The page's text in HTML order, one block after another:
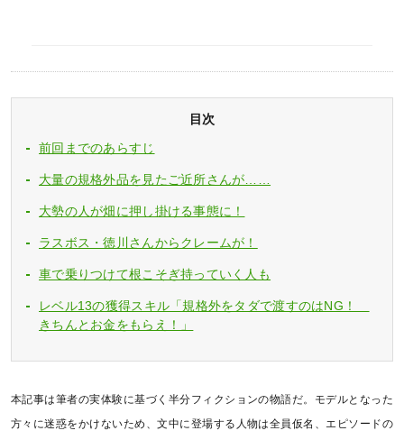
目次
前回までのあらすじ
大量の規格外品を見たご近所さんが……
大勢の人が畑に押し掛ける事態に！
ラスボス・徳川さんからクレームが！
車で乗りつけて根こそぎ持っていく人も
レベル13の獲得スキル「規格外をタダで渡すのはNG！
きちんとお金をもらえ！」
本記事は筆者の実体験に基づく半分フィクションの物語だ。モデルとなった
方々に迷惑をかけないため、文中に登場する人物は全員仮名、エピソードの